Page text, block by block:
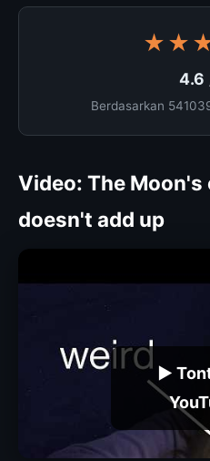
4.6
Berdasarkan
Video: The
doesn't add up
▶